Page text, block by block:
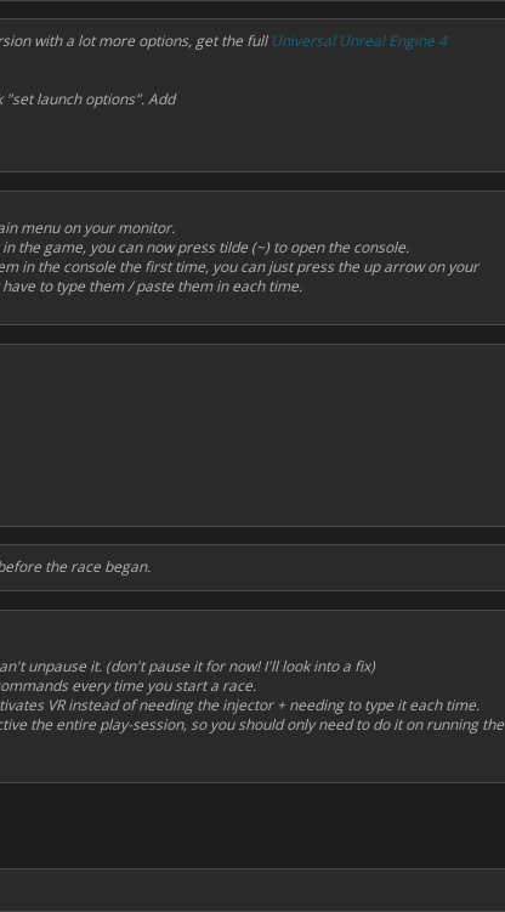
with a lot more options, get the full Universal Unreal Engine 4
"set launch options". Add
menu on your monitor.
the game, you can now press tilde (~) to open the console.
in the console the first time, you can just press the up arrow on your
to type them / paste them in each time.
the race began.
unpause it. (don't pause it for now! I'll look into a fix)
every time you start a race.
VR instead of needing the injector + needing to type it each time.
the entire play-session, so you should only need to do it on running the